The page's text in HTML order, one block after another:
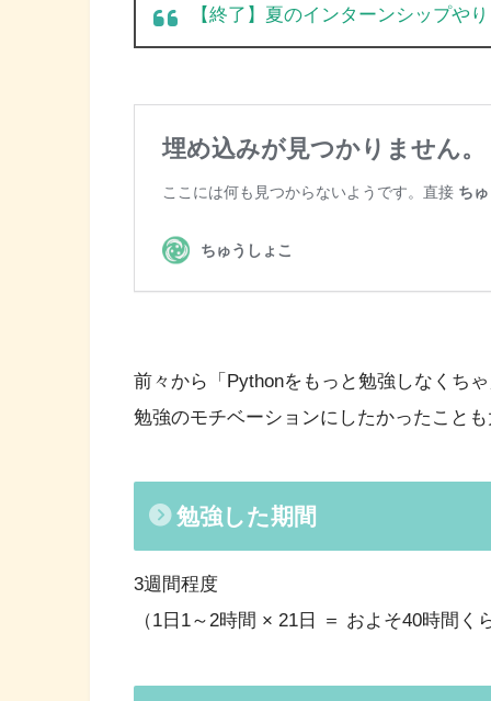
【終了】夏のインターンシップや
前々から「Pythonをもっと勉強しなくち
勉強のモチベーションにしたかったこと
勉強した期間
3週間程度
（1日1～2時間 × 21日 ＝ およそ40時間く